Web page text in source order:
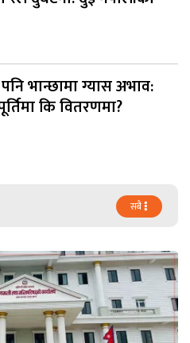
भान्छामा ग्यास अभाव:
कि वितरणमा?
सबै